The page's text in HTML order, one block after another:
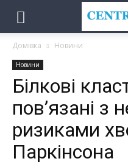
Домівка Новини
Новини
Білкові
пов’язані з
ризиками
Паркінсона